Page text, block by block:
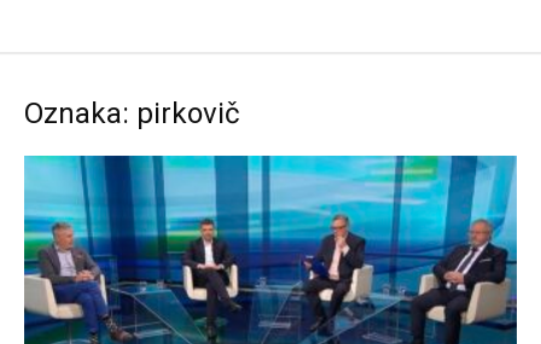
Oznaka: pirkovič